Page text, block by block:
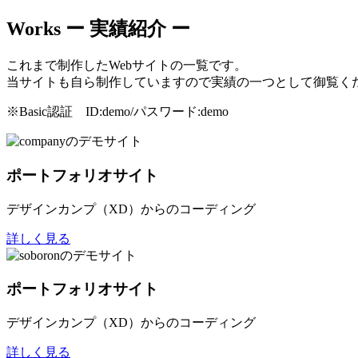
Works ー 実績紹介 ー
これまで制作したWebサイトの一覧です。
当サイトも自ら制作していますので実績の一つとして御覧く
※Basic認証 ID:demo/パスワード:demo
ポートフォリオサイト
デザインカンプ（XD）からのコーディング
詳しく見る
ポートフォリオサイト
デザインカンプ（XD）からのコーディング
詳しく見る